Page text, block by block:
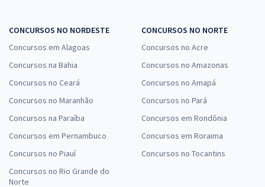
CONCURSOS NO NORDESTE
Concursos em Alagoas
Concursos na Bahia
Concursos no Ceará
Concursos no Maranhão
Concursos na Paraíba
Concursos em Pernambuco
Concursos no Piauí
Concursos no Rio Grande do
Norte
CONCURSOS NO NORTE
Concursos no Acre
Concursos no Amazonas
Concursos no Amapá
Concursos no Pará
Concursos em Rondônia
Concursos em Roraima
Concursos no Tocantins